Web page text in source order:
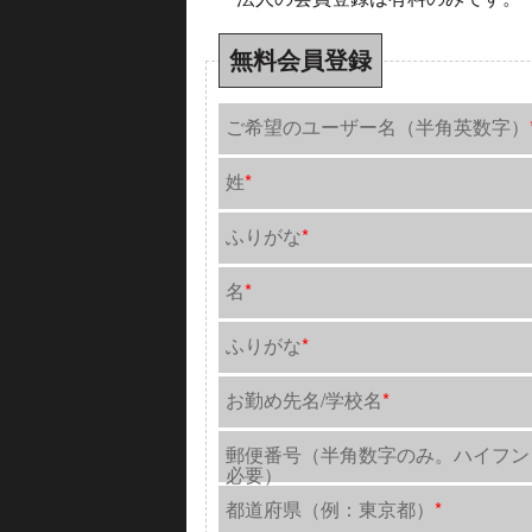
無料会員登録
ご希望のユーザー名（半角英数字）
姓*
ふりがな*
名*
ふりがな*
お勤め先名/学校名*
郵便番号（半角数字のみ。ハイフン
必要）
都道府県（例：東京都） *